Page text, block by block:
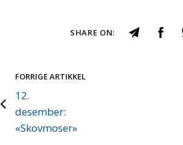
SHARE ON:
FORRIGE ARTIKKEL
12.
desember:
«Skovmoser»